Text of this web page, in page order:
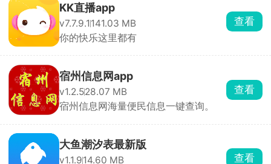
KK直播app
v7.7.9.1 141.03 MB
你的快乐这里都有
查看
宿州信息网app
v1.2.528.07 MB
宿州信息网海量便民信息一键查询。
查看
大鱼潮汐表最新版
v1.1.914.60 MB
查看